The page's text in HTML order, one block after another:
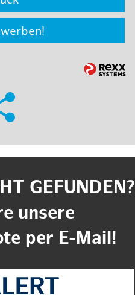
GEFUNDEN?
unsere
per E-Mail!